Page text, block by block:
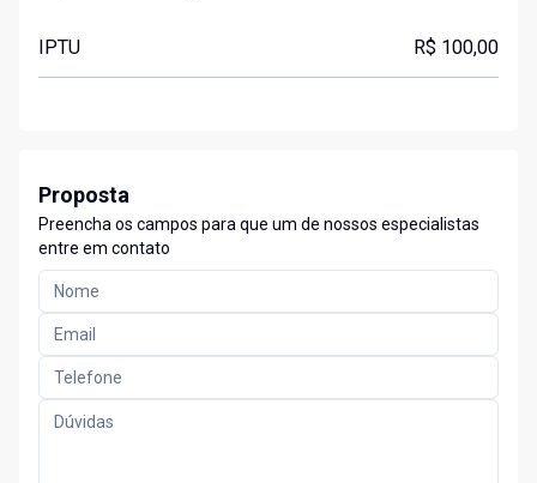
IPTU R$ 100,00
Proposta
Preencha os campos para que um de nossos especialistas
entre em contato